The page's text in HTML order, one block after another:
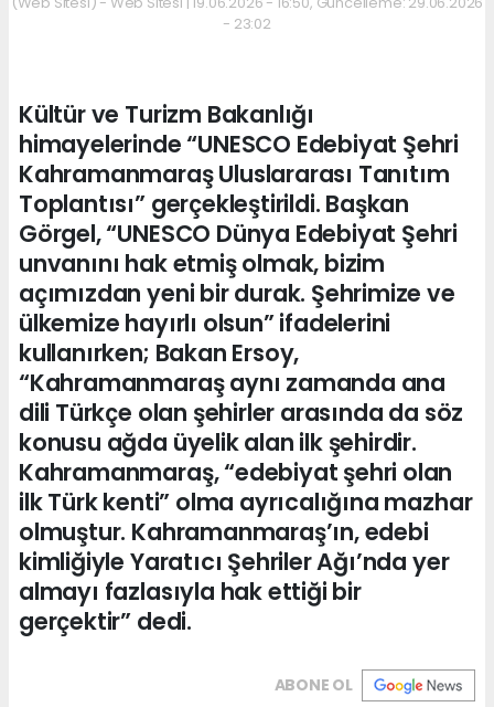
- 23:02
Kültür ve Turizm Bakanlığı
himayelerinde “UNESCO Edebiyat Şehri
Kahramanmaraş Uluslararası Tanıtım
Toplantısı” gerçekleştirildi. Başkan
Görgel, “UNESCO Dünya Edebiyat Şehri
unvanını hak etmiş olmak, bizim
açımızdan yeni bir durak. Şehrimize ve
ülkemize hayırlı olsun” ifadelerini
kullanırken; Bakan Ersoy,
“Kahramanmaraş aynı zamanda ana
dili Türkçe olan şehirler arasında da söz
konusu ağda üyelik alan ilk şehirdir.
Kahramanmaraş, “edebiyat şehri olan
ilk Türk kenti” olma ayrıcalığına mazhar
olmuştur. Kahramanmaraş’ın, edebi
kimliğiyle Yaratıcı Şehriler Ağı’nda yer
almayı fazlasıyla hak ettiği bir
gerçektir” dedi.
ABONE OL